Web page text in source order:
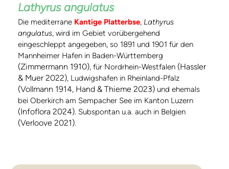
Lathyrus angulatus
Die mediterrane Kantige Platterbse, Lathyrus
angulatus, wird im Gebiet vorübergehend
eingeschleppt angegeben, so 1891 und 1901 für den
Mannheimer Hafen in Baden-Württemberg
(Zimmermann 1910), für Nordrhein-Westfalen (Hassler
& Muer 2022), Ludwigshafen in Rheinland-Pfalz
(Vollmann 1914, Hand & Thieme 2023) und ehemals
bei Oberkirch am Sempacher See im Kanton Luzern
(Infoflora 2024). Subspontan u.a. auch in Belgien
(Verloove 2021).